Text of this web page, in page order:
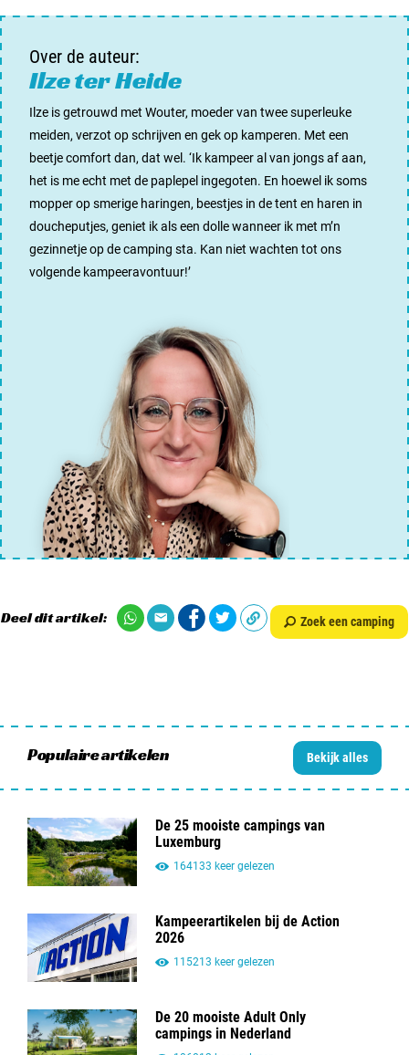
Over de auteur:
Ilze ter Heide
Ilze is getrouwd met Wouter, moeder van twee superleuke
meiden, verzot op schrijven en gek op kamperen. Met een
beetje comfort dan, dat wel. ‘Ik kampeer al van jongs af aan,
het is me echt met de paplepel ingegoten. En hoewel ik soms
mopper op smerige haringen, beestjes in de tent en haren in
doucheputjes, geniet ik als een dolle wanneer ik met m’n
gezinnetje op de camping sta. Kan niet wachten tot ons
volgende kampeeravontuur!’
Deel dit artikel: Zoek een camping
Populaire artikelen Bekijk alles
De 25 mooiste campings van
Luxemburg
164133 keer gelezen
Kampeerartikelen bij de Action
2026
115213 keer gelezen
De 20 mooiste Adult Only
campings in Nederland